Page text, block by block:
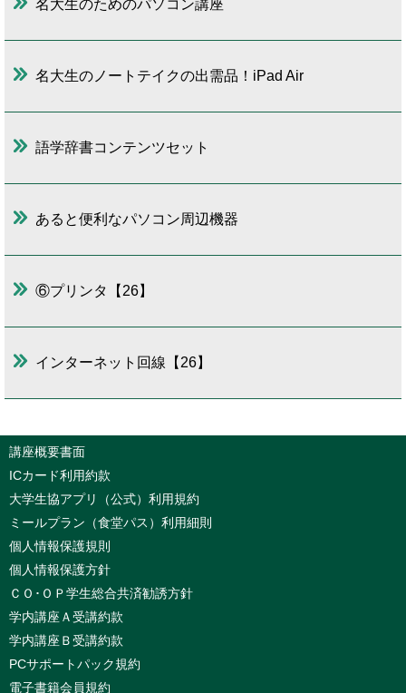
名大生のためのパソコン講座
名大生のノートテイクの出需品！iPad Air
語学辞書コンテンツセット
あると便利なパソコン周辺機器
⑥プリンタ【26】
インターネット回線【26】
講座概要書面
ICカード利用約款
大学生協アプリ（公式）利用規約
ミールプラン（食堂パス）利用細則
個人情報保護規則
個人情報保護方針
ＣＯ･ＯＰ学生総合共済勧誘方針
学内講座Ａ受講約款
学内講座Ｂ受講約款
PCサポートパック規約
電子書籍会員規約